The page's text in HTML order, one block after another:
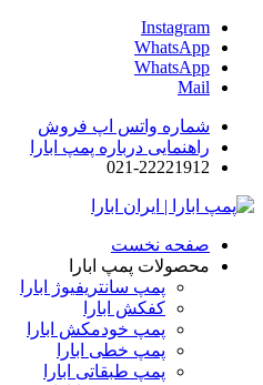
Instagram
WhatsApp
WhatsApp
Mail
شماره واتس اپ فروش
راهنمایی درباره پمپ ابارا
021-22221912
صفحه نخست
محصولات پمپ ابارا
پمپ سانتریفیوژ ابارا
کفکش ابارا
پمپ خودمکش ابارا
پمپ خطی ابارا
پمپ طبقاتی ابارا